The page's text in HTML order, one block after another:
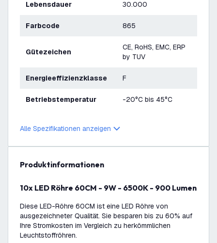
Lebensdauer 30.000
Farbcode 865
Gütezeichen
CE, RoHS, EMC, ERP
by TUV
Energieeffizienzklasse F
Betriebstemperatur -20°C bis 45°C
Alle Spezifikationen anzeigen
Produktinformationen
10x LED Röhre 60CM - 9W - 6500K - 900 Lumen
Diese LED-Röhre 60CM ist eine LED Röhre von
ausgezeichneter Qualität. Sie besparen bis zu 60% auf
Ihre Stromkosten im Vergleich zu herkömmlichen
Leuchtstoffröhren.